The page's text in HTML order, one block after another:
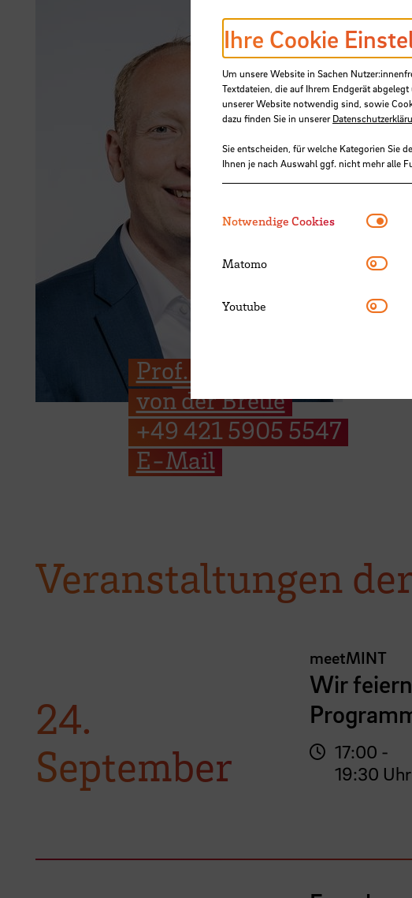
Prof. Dr.-Ing. Jorgen
von der Brelie
+49 421 5905 5547
E-Mail
Veranstaltungen
24.
September
meetMINT
Wir
17:00 -
19:30 Uhr
Ihre Cookie
Um unsere Website in Sachen
Textdateien, die auf Ihrem Endgerät
unserer Website notwendig sind, sowie
dazu finden Sie in unserer
Sie entscheiden, für welche Kategorien Sie
Ihnen je nach Auswahl ggf. nicht mehr alle
Notwendige Cookies
Matomo
Youtube